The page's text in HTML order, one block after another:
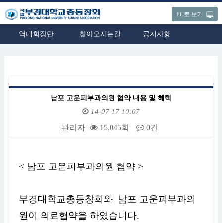
PC로 보기
역대회장단 찾아오시는길 공지사항
남포 고운피부과의원 협약 내용 및 혜택
14-07-17 10:07
관리자 15,045회 0건
< 남포 고운피부과의원 협약 >
부경대학교총동창회와 남포 고운피부과의
원이 의료협약을 하였습니다.